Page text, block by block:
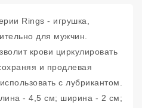
Rings - игрушка,
для мужчин.
крови циркулировать
и продлевая
с лубрикантом.
- 4,5 см; ширина - 2 см;